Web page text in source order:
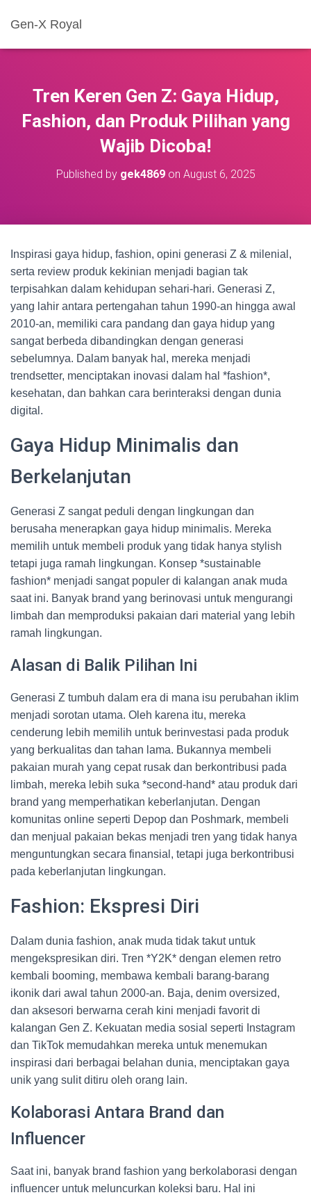
Gen-X Royal
Tren Keren Gen Z: Gaya Hidup,
Fashion, dan Produk Pilihan yang
Wajib Dicoba!
Published by gek4869on August 6, 2025
Inspirasi gaya hidup, fashion, opini generasi Z & milenial,
serta review produk kekinian menjadi bagian tak
terpisahkan dalam kehidupan sehari-hari. Generasi Z,
yang lahir antara pertengahan tahun 1990-an hingga awal
2010-an, memiliki cara pandang dan gaya hidup yang
sangat berbeda dibandingkan dengan generasi
sebelumnya. Dalam banyak hal, mereka menjadi
trendsetter, menciptakan inovasi dalam hal *fashion*,
kesehatan, dan bahkan cara berinteraksi dengan dunia
digital.
Gaya Hidup Minimalis dan
Berkelanjutan
Generasi Z sangat peduli dengan lingkungan dan
berusaha menerapkan gaya hidup minimalis. Mereka
memilih untuk membeli produk yang tidak hanya stylish
tetapi juga ramah lingkungan. Konsep *sustainable
fashion* menjadi sangat populer di kalangan anak muda
saat ini. Banyak brand yang berinovasi untuk mengurangi
limbah dan memproduksi pakaian dari material yang lebih
ramah lingkungan.
Alasan di Balik Pilihan Ini
Generasi Z tumbuh dalam era di mana isu perubahan iklim
menjadi sorotan utama. Oleh karena itu, mereka
cenderung lebih memilih untuk berinvestasi pada produk
yang berkualitas dan tahan lama. Bukannya membeli
pakaian murah yang cepat rusak dan berkontribusi pada
limbah, mereka lebih suka *second-hand* atau produk dari
brand yang memperhatikan keberlanjutan. Dengan
komunitas online seperti Depop dan Poshmark, membeli
dan menjual pakaian bekas menjadi tren yang tidak hanya
menguntungkan secara finansial, tetapi juga berkontribusi
pada keberlanjutan lingkungan.
Fashion: Ekspresi Diri
Dalam dunia fashion, anak muda tidak takut untuk
mengekspresikan diri. Tren *Y2K* dengan elemen retro
kembali booming, membawa kembali barang-barang
ikonik dari awal tahun 2000-an. Baja, denim oversized,
dan aksesori berwarna cerah kini menjadi favorit di
kalangan Gen Z. Kekuatan media sosial seperti Instagram
dan TikTok memudahkan mereka untuk menemukan
inspirasi dari berbagai belahan dunia, menciptakan gaya
unik yang sulit ditiru oleh orang lain.
Kolaborasi Antara Brand dan
Influencer
Saat ini, banyak brand fashion yang berkolaborasi dengan
influencer untuk meluncurkan koleksi baru. Hal ini